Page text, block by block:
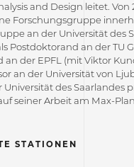
and Design leitet. Von
Forschungsgruppe
an der Universität des
Postdoktorand an der TU
an der EPFL (mit Viktor
an der Universität von
Universität des Saarlandes
seiner Arbeit am Max-
STATIONEN